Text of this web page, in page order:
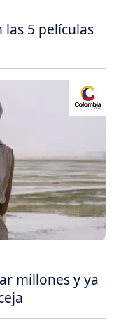
las 5 películas
millones y ya